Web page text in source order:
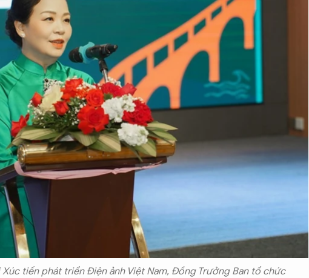
tiến phát triển Điện ảnh Việt Nam, Đồng Trưởng Ban tổ chức